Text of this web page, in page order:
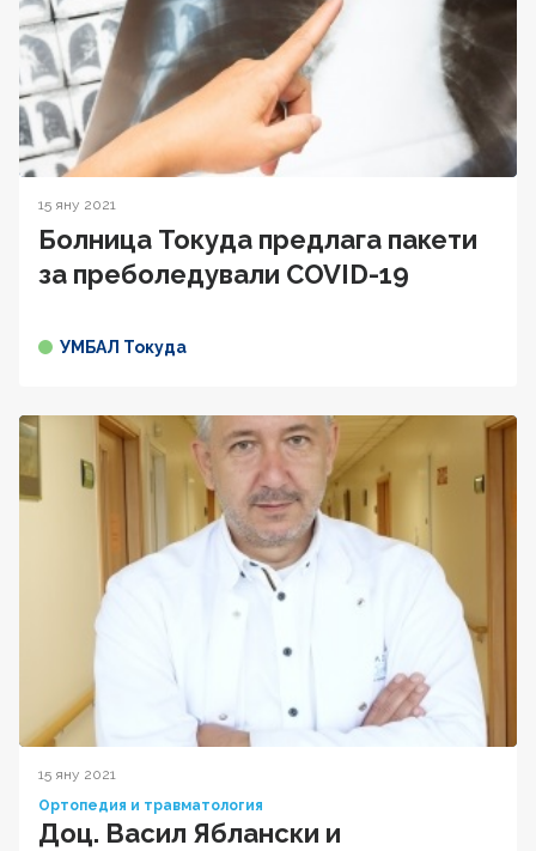
15 яну 2021
Болница Токуда предлага пакети
за преболедували COVID-19
УМБАЛ Токуда
15 яну 2021
Ортопедия и травматология
Доц. Васил Яблански и